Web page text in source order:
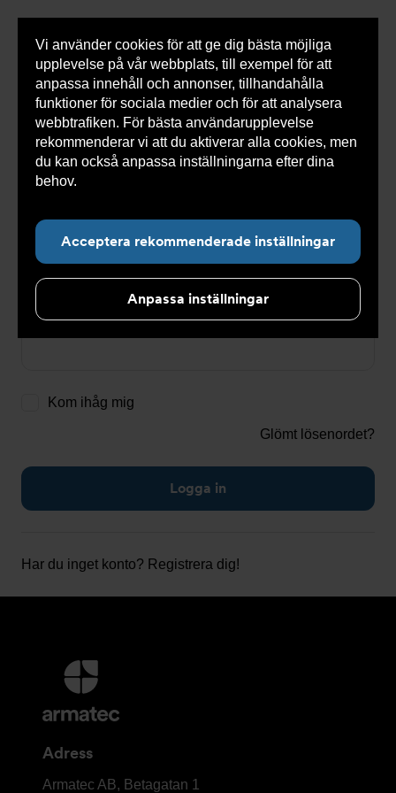
Vi använder cookies för att ge dig bästa möjliga
upplevelse på vår webbplats, till exempel för att
anpassa innehåll och annonser, tillhandahålla
funktioner för sociala medier och för att analysera
webbtrafiken. För bästa användarupplevelse
rekommenderar vi att du aktiverar alla cookies, men
du kan också anpassa inställningarna efter dina
behov.
Acceptera rekommenderade inställningar
Anpassa inställningar
0 varorSnabborder
Du
här:
Armatec > Logga in
Logga in
E-postadress
Lösenord
Kom ihåg mig
Glömt lösenordet?
Har du inget konto? Registrera dig!
Ytterligare
information
och
Adress
Armatec
Armatec AB, Betagatan 1